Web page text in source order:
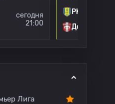
сегодня
21:00
РKC
Дордрехт
Лига